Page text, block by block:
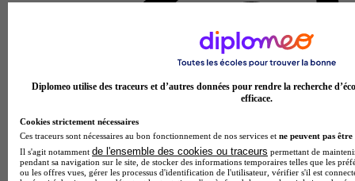
Diplomeo utilise des traceurs et d’autres données pour rendre la recherche
efficace.
Cookies strictement nécessaires
Ces traceurs sont nécessaires au bon fonctionnement de nos services et ne peuvent pas être
Il s'agit notamment de l'ensemble des cookies ou traceurs permettant de
pendant sa navigation sur le site, de stocker des informations temporaires telles que les
ou les offres vues, gérer les processus d'identification de l'utilisateur, vérifier s'il est